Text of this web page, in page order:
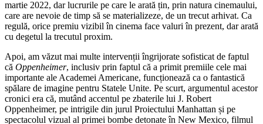
martie 2022, dar lucrurile pe care le arată țin, prin natura cinemaului,
care are nevoie de timp să se materializeze, de un trecut arhivat. Ca
regulă, orice premiu vizibil în cinema face valuri în prezent, dar arată
cu degetul la trecutul proxim.
Apoi, am văzut mai multe intervenții îngrijorate sofisticat de faptul
că Oppenheimer, inclusiv prin faptul că a primit premiile cele mai
importante ale Academei Americane, funcționează ca o fantastică
spălare de imagine pentru Statele Unite. Pe scurt, argumentul acestor
cronici era că, mutând accentul pe zbaterile lui J. Robert
Oppenheimer, pe intrigile din jurul Proiectului Manhattan și pe
spectacolul vizual al primei bombe detonate în New Mexico, filmul